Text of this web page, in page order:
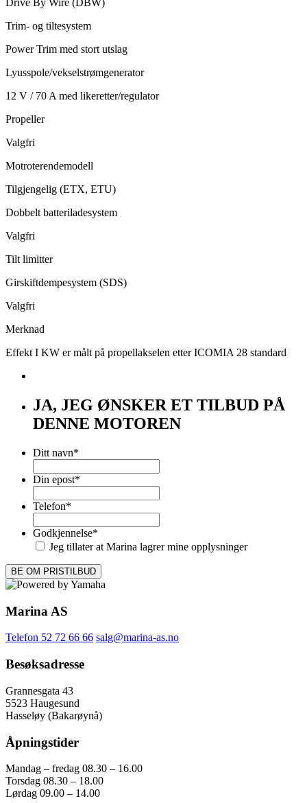
Drive By Wire (DBW)
Trim- og tiltesystem
Power Trim med stort utslag
Lyusspole/vekselstrømgenerator
12 V / 70 A med likeretter/regulator
Propeller
Valgfri
Motroterendemodell
Tilgjengelig (ETX, ETU)
Dobbelt batteriladesystem
Valgfri
Tilt limitter
Girskiftdempesystem (SDS)
Valgfri
Merknad
Effekt I KW er målt på propellakselen etter ICOMIA 28 standard
JA, JEG ØNSKER ET TILBUD PÅ
DENNE MOTOREN
Ditt navn*
Din epost*
Telefon*
Godkjennelse*
Jeg tillater at Marina lagrer mine opplysninger
Marina AS
Telefon 52 72 66 66 salg@marina-as.no
Besøksadresse
Grannesgata 43
5523 Haugesund
Hasseløy (Bakarøynå)
Åpningstider
Mandag – fredag 08.30 – 16.00
Torsdag 08.30 – 18.00
Lørdag 09.00 – 14.00